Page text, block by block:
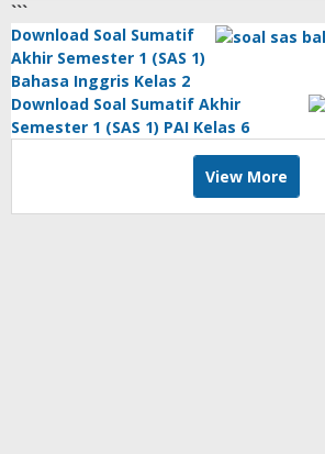
```
Download Soal Sumatif
Akhir Semester 1 (SAS 1)
Bahasa Inggris Kelas 2
Download Soal Sumatif Akhir
Semester 1 (SAS 1) PAI Kelas 6
View More